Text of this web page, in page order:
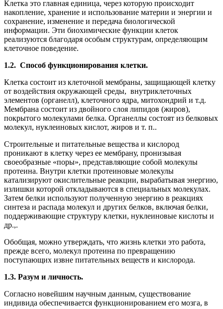
Клетка это главная единица, через которую происходит
накопление, хранение и использование материи и энергии и
сохранение, изменение и передача биологической
информации. Эти биохимические функции клеток
реализуются благодаря особым структурам, определяющим
клеточное поведение.
1.2. Способ функционирования клетки.
Клетка состоит из клеточной мембраны, защищающей клетку
от воздействия окружающей среды, внутриклеточных
элементов (органелл), клеточного ядра, митохондрий и т.д.
Мембрана состоит из двойного слоя липидов (жиров),
покрытого молекулами белка. Органеллы состоят из белковых
молекул, нуклеиновых кислот, жиров и т. п..
Строительные и питательные вещества и кислород
проникают в клетку через ее мембрану, пронизывая
своеобразные «поры», представляющие собой молекулы
протеина. Внутри клетки протеиновые молекулы
катализируют окислительные реакции, вырабатывая энергию,
излишки которой откладываются в специальных молекулах.
Затем белки используют полученную энергию в реакциях
синтеза и распада молекул и других белков, включая белки,
поддерживающие структуру клетки, нуклеиновые кислоты и
др.,.
Обобщая, можно утверждать, что жизнь клетки это работа,
прежде всего, молекул протеина по превращению
поступающих извне питательных веществ и кислорода.
1.3. Разум и личность.
Согласно новейшим научным данным, существование
индивида обеспечивается функционированием его мозга, в